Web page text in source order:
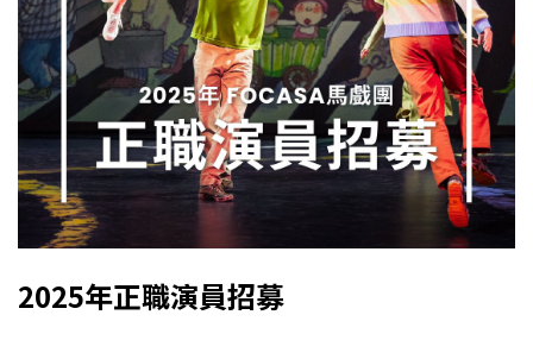
2025年正職演員招募